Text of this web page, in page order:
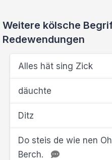
Weitere kölsche
Redewendungen
Alles hät sing Zick
däuchte
Ditz
Do steis de wie nen
Berch.